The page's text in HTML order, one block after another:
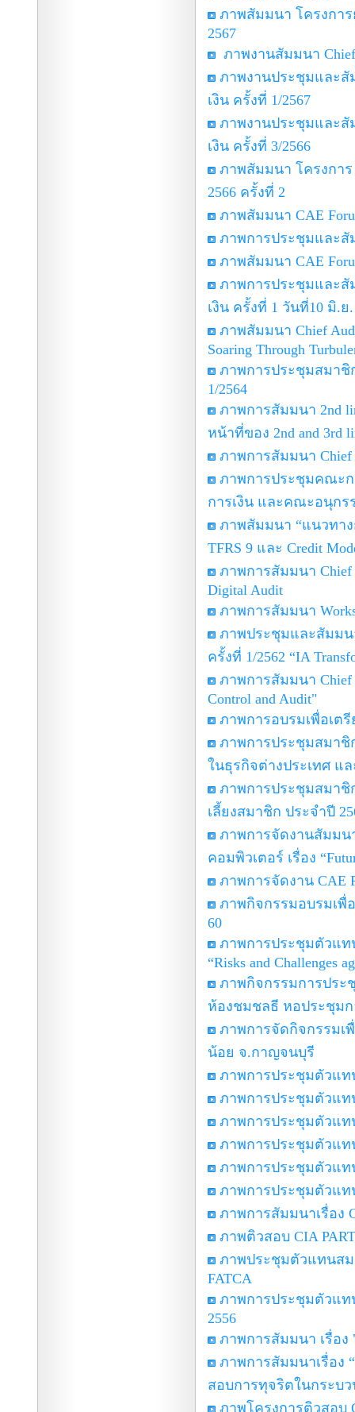
ภาพสัมมนา โครงการ
2567
ภาพงานสัมมนา Chief
ภาพงานประชุมและ
เงิน ครั้งที่ 1/2567
ภาพงานประชุมและ
เงิน ครั้งที่ 3/2566
ภาพสัมมนา โครงการ
2566 ครั้งที่ 2
ภาพสัมมนา CAE
ภาพการประชุมและสั
ภาพสัมมนา CAE
ภาพการประชุมและ
เงิน ครั้งที่ 1 วันที่10 มิ.ย.
ภาพสัมมนา Chief
Soaring Through
ภาพการประชุมสมาชิ
1/2564
ภาพการสัมมนา 2nd
หน้าที่ของ 2nd and 3rd
ภาพการสัมมนา Chief
ภาพการประชุมคณะ
การเงิน และคณะอนุก
ภาพสัมมนา “แนวทา
TFRS 9 และ Credit
ภาพการสัมมนา Chief
Digital Audit
ภาพการสัมมนา
ภาพประชุมและสัมมน
ครั้งที่ 1/2562 “IA
ภาพการสัมมนา Chief
Control and Audit"
ภาพการอบรมเพื่อเต
ภาพการประชุมสมาชิ
ในธุรกิจต่างประเทศ แล
ภาพการประชุมสมาชิ
เลี้ยงสมาชิก ประจำปี
ภาพการจัดงานสัมมน
คอมพิวเตอร์ เรื่อง
ภาพการจัดงาน CAE
ภาพกิจกรรมอบรมเพื่
60
ภาพการประชุมตัวแท
“Risks and Challenges
ภาพกิจกรรมการประ
ห้องชมชลธี หอประชุมก
ภาพการจัดกิจกรรมเ
น้อย จ.กาญจนบุรี
ภาพการประชุมตัวแท
ภาพการประชุมตัวแท
ภาพการประชุมตัวแท
ภาพการประชุมตัวแท
ภาพการประชุมตัวแท
ภาพการประชุมตัวแท
ภาพการสัมมนาเรื่อง
ภาพติวสอบ CIA
ภาพประชุมตัวแทนสม
FATCA
ภาพการประชุมตัวแท
2556
ภาพการสัมมนา เรื่อง
ภาพการสัมมนาเรื่อง
สอบการทุจริตในกระบ
ภาพโครงการติวสอบ